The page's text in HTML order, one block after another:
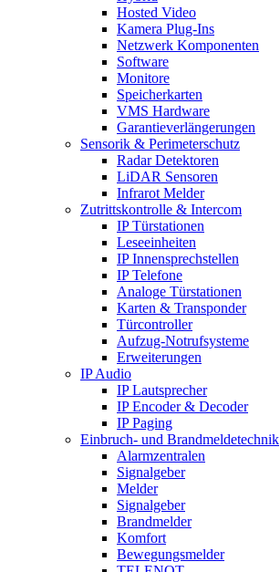
Hosted Video
Kamera Plug-Ins
Netzwerk Komponenten
Software
Monitore
Speicherkarten
VMS Hardware
Garantieverlängerungen
Sensorik & Perimeterschutz
Radar Detektoren
LiDAR Sensoren
Infrarot Melder
Zutrittskontrolle & Intercom
IP Türstationen
Leseeinheiten
IP Innensprechstellen
IP Telefone
Analoge Türstationen
Karten & Transponder
Türcontroller
Aufzug-Notrufsysteme
Erweiterungen
IP Audio
IP Lautsprecher
IP Encoder & Decoder
IP Paging
Einbruch- und Brandmeldetechnik
Alarmzentralen
Signalgeber
Melder
Signalgeber
Brandmelder
Komfort
Bewegungsmelder